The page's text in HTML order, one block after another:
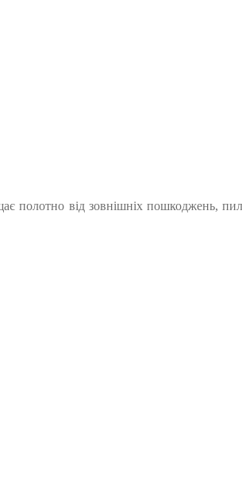
полотно від зовнішніх пошкоджень,